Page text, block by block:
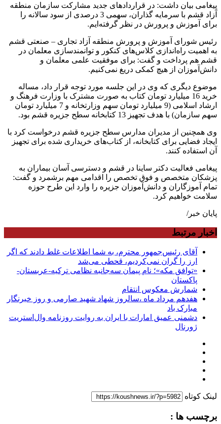
پیغامی بیان داشت: در قراردادهای جدید مشارکت سازمان منطقه
آزاد قشم با سرمایه‌ گذاران، سهمی 3 درصدی از سود سالانه را
برای آموزش و پرورش در نظر گرفته‌ایم.
رئیس شورای آموزش و پرورش منطقه آزاد تجاری – صنعتی قشم
به اهمیت راه‌اندازی کلاس‌های کنکور و توانمندسازی معلمان در
قشم هم پرداخت و گفت: برای موفقیت علمی معلمان و
دانش‌آموزان از هیچ کمکی دریغ نمی‌کنیم.
موضوع دیگری که وی در این جلسه مورد توجه قرار داد، مساله
خرید 16 میلیارد تومان کتاب به صورت مشترک با وزارت فرهنگ و
ارشاد اسلامی (9 میلیارد تومان سهم وزارتخانه و 7 میلیارد تومان
سهم سازمان) با هدف تجهیز 13 کتابخانه سطح جزیره قشم بود.
وی همچنین از مدیران مدارس سطح جزیره قشم درخواست کرد با
ایجاد فضایی برای کتابخانه، از کتاب‌های خریداری شده برای تجهیز
آن استفاده کنند.
پیغامی فعالیت دکتر ساینا در قشم و دسترسی آسان بیماران به
پزشکان متخصص و فوق تخصص را اقدامی مهم برشمرد و گفت:
تمام آموزگاران و دانش‌آموزان جزیره را وارد این طرح حوزه
سلامت خواهیم کرد.
پایان خبر/
اخبار مرتبط
آقای رئیس‌جمهور محترم، به شما اطلاعات غلط دادند که اگر
ارز را گران نمی‌کردیم، قحطی می‌شد
«توافق مکه»؛ نام پیمان سه‌جانبه نظامی ترکیه-عربستان-
پاکستان
شمارش معکوس انتقام
هفدهم مرداد ماه ،سالروز شهاد شهید صارمی و روز خبرنگار
مبارک باد
دشمنی عمیق امارات با ایران به روایت روزنامه وال‌استریت
ژورنال
لینک کوتاه
برچسب ها :